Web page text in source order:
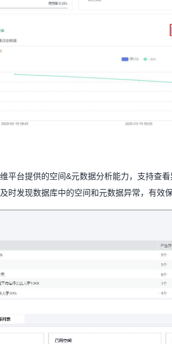
平台提供的空间&元数据分析能力，支持查
时发现数据库中的空间和元数据异常，有效